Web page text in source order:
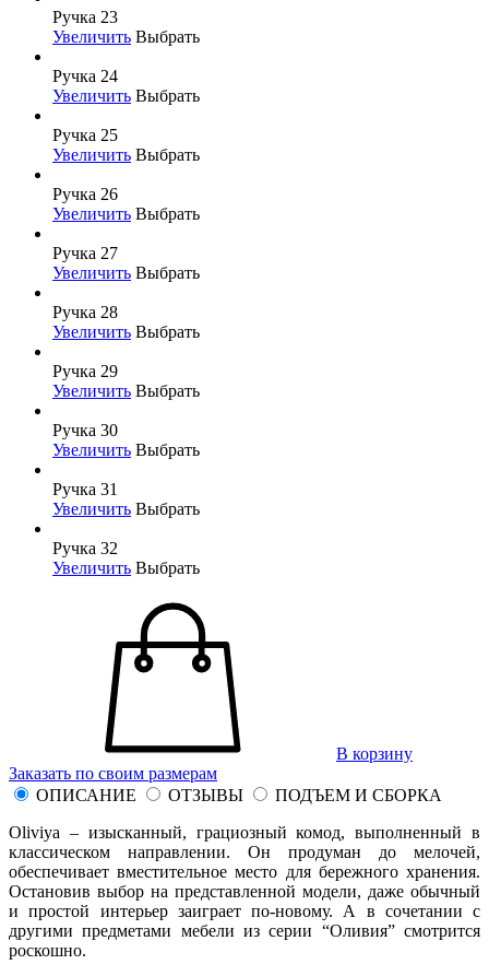
Ручка 23
Увеличить Выбрать
Ручка 24
Увеличить Выбрать
Ручка 25
Увеличить Выбрать
Ручка 26
Увеличить Выбрать
Ручка 27
Увеличить Выбрать
Ручка 28
Увеличить Выбрать
Ручка 29
Увеличить Выбрать
Ручка 30
Увеличить Выбрать
Ручка 31
Увеличить Выбрать
Ручка 32
Увеличить Выбрать
В корзину
Заказать по своим размерам
ОПИСАНИЕ
ОТЗЫВЫ
ПОДЪЕМ И СБОРКА
Oliviya – изысканный, грациозный комод, выполненный в
классическом направлении. Он продуман до мелочей,
обеспечивает вместительное место для бережного хранения.
Остановив выбор на представленной модели, даже обычный
и простой интерьер заиграет по-новому. А в сочетании с
другими предметами мебели из серии “Оливия” смотрится
роскошно.